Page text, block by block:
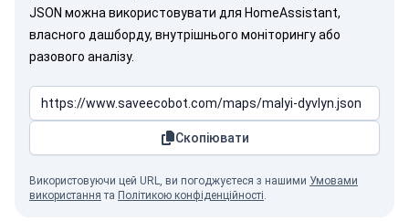
JSON можна використовувати для HomeAssistant,
власного дашборду, внутрішнього моніторингу або
разового аналізу.
Скопіювати
Використовуючи цей URL, ви погоджуєтеся з нашими Умовами
використання та Політикою конфіденційності.